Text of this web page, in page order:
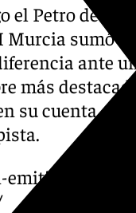
el Petro de
Murcia sumó
ante
más
su cuenta en
emitira-